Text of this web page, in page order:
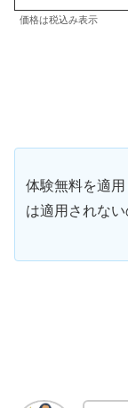
価格は税込み表示
体験無料を適
は適用されな